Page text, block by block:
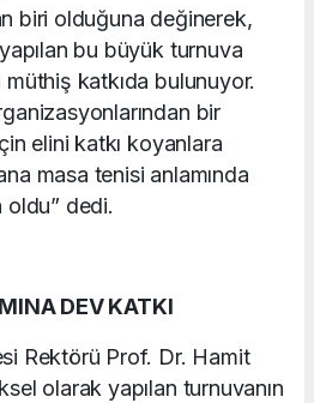
biri olduğuna değinerek,
bu büyük turnuva
müthiş katkıda bulunuyor.
bir
elini katkı koyanlara
masa tenisi anlamında
oldu” dedi.
DEV KATKI
Rektörü Prof. Dr. Hamit
olarak yapılan turnuvanın